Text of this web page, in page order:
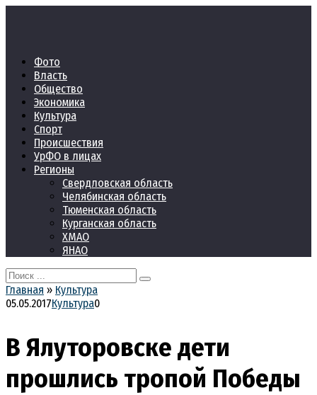
Фото
Власть
Общество
Экономика
Культура
Спорт
Происшествия
УрФО в лицах
Регионы
Свердловская область
Челябинская область
Тюменская область
Курганская область
ХМАО
ЯНАО
Search
for:
Главная » Культура
05.05.2017Культура0
В Ялуторовске дети
прошлись тропой Победы